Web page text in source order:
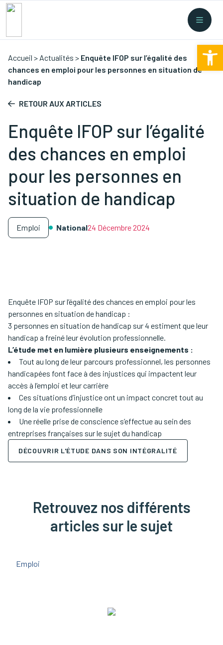
Collectes Nouvelles législations/
Accueil > Actualités > Enquête IFOP sur l’égalité des
chances en emploi pour les personnes en situation de
handicap
RETOUR AUX ARTICLES
Enquête IFOP sur l’égalité
des chances en emploi
pour les personnes en
situation de handicap
Emploi National24 Décembre 2024
Enquête IFOP sur l’égalité des chances en emploi pour les
personnes en situation de handicap :
3 personnes en situation de handicap sur 4 estiment que leur
handicap a freiné leur évolution professionnelle.
L’étude met en lumière plusieurs enseignements :
Tout au long de leur parcours professionnel, les personnes
handicapées font face à des injustices qui impactent leur
accès à l’emploi et leur carrière
Ces situations d’injustice ont un impact concret tout au
long de la vie professionnelle
Une réelle prise de conscience s’effectue au sein des
entreprises françaises sur le sujet du handicap
DÉCOUVRIR L'ÉTUDE DANS SON INTÉGRALITÉ
Retrouvez nos différents
articles sur le sujet
Emploi